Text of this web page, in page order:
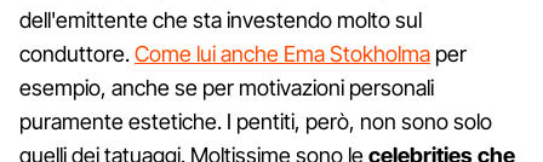
dell'emittente che sta investendo molto sul
conduttore.Come lui anche Ema Stokholma per
esempio, anche se per motivazioni personali
puramente estetiche. I pentiti, però, non sono solo
quelli dei tatuaggi. Moltissime sono lecelebrities che